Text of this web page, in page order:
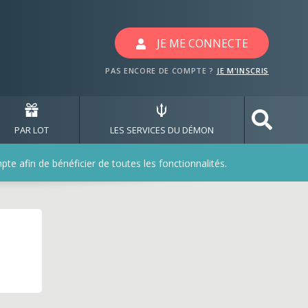
JE ME CONNECTE
PAS ENCORE DE COMPTE ? JE M'INSCRIS
PAR LOT LES SERVICES DU DÉMON
afin de bénéficier de toutes les fonctionnalités.